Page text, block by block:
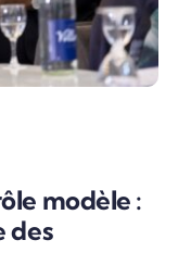
modèle :
des